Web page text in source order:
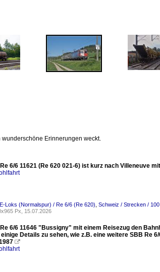
Erinnerungen weckt.
6/6 11621 (Re 620 021-6) ist kurz nach Villeneuve
Loks (Normalspur) / Re 6/6 (Re 620) Schweiz / Strecken /
Px, 15.07.2026
6/6 11646 "Bussigny" mit einem Reisezug den
Details zu sehen, wie z.B. eine weitere SBB Re
